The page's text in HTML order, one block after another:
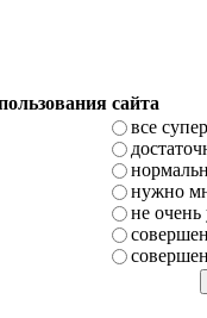
сайта
все супер
нужно
не очень